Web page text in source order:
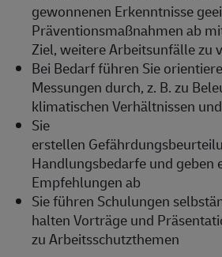
gewonnenen Erkenntnisse
Präventionsmaßnahmen ab
Ziel, weitere Arbeitsunfälle zu
Bei Bedarf führen Sie
Messungen durch, z. B. zu
klimatischen Verhältnissen
Sie
erstellen
Handlungsbedarfe und geben
Empfehlungen ab
Sie führen Schulungen
halten Vorträge und
zu Arbeitsschutzthemen